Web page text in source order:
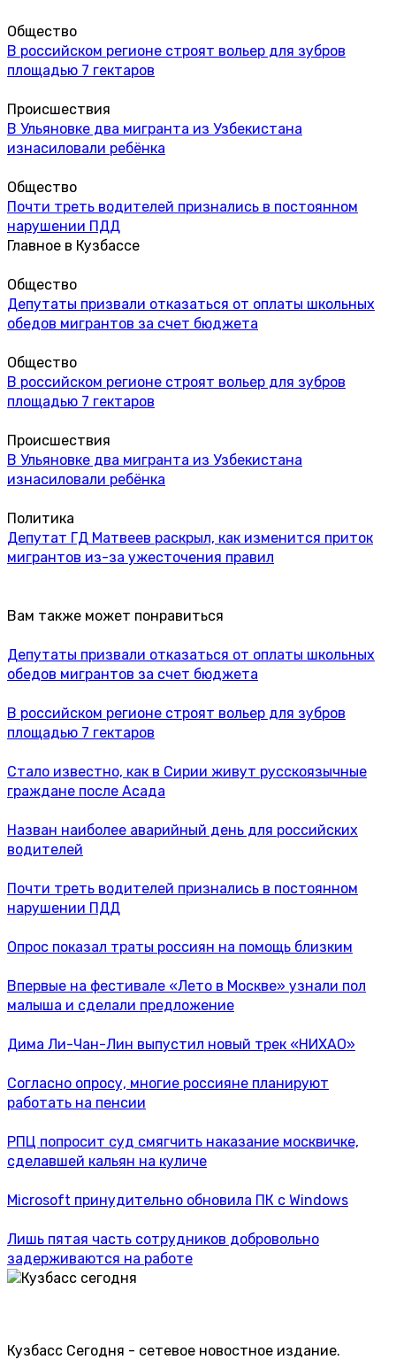
Общество
В российском регионе строят вольер для зубров
площадью 7 гектаров
Происшествия
В Ульяновке два мигранта из Узбекистана
изнасиловали ребёнка
Общество
Почти треть водителей признались в постоянном
нарушении ПДД
Главное в Кузбассе
Общество
Депутаты призвали отказаться от оплаты школьных
обедов мигрантов за счет бюджета
Общество
В российском регионе строят вольер для зубров
площадью 7 гектаров
Происшествия
В Ульяновке два мигранта из Узбекистана
изнасиловали ребёнка
Политика
Депутат ГД Матвеев раскрыл, как изменится приток
мигрантов из-за ужесточения правил
Вам также может понравиться
Депутаты призвали отказаться от оплаты школьных
обедов мигрантов за счет бюджета
В российском регионе строят вольер для зубров
площадью 7 гектаров
Стало известно, как в Сирии живут русскоязычные
граждане после Асада
Назван наиболее аварийный день для российских
водителей
Почти треть водителей признались в постоянном
нарушении ПДД
Опрос показал траты россиян на помощь близким
Впервые на фестивале «Лето в Москве» узнали пол
малыша и сделали предложение
Дима Ли-Чан-Лин выпустил новый трек «НИХАО»
Согласно опросу, многие россияне планируют
работать на пенсии
РПЦ попросит суд смягчить наказание москвичке,
сделавшей кальян на куличе
Microsoft принудительно обновила ПК с Windows
Лишь пятая часть сотрудников добровольно
задерживаются на работе
Кузбасс Сегодня - сетевое новостное издание.